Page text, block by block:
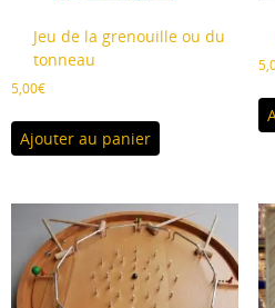
Jeu de la grenouille ou du
tonneau
5,00€
Ajouter au panier